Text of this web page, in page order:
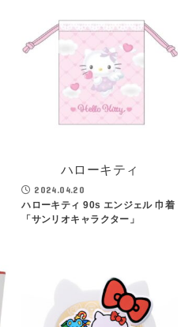
ハローキティ
2024.04.20
ハローキティ 90s エンジェル 巾着
「サンリオキャラクター」